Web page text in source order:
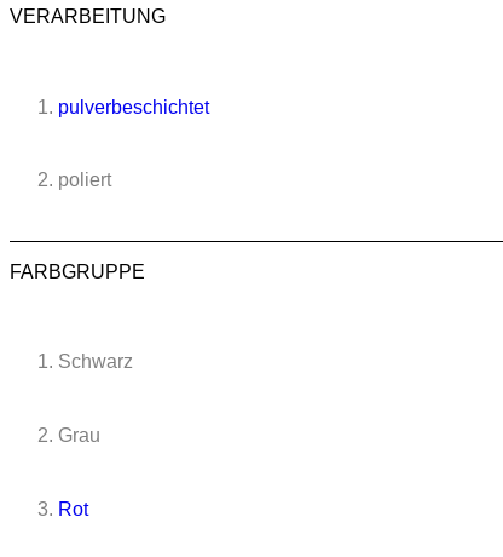
VERARBEITUNG
pulverbeschichtet
poliert
FARBGRUPPE
Schwarz
Grau
Rot